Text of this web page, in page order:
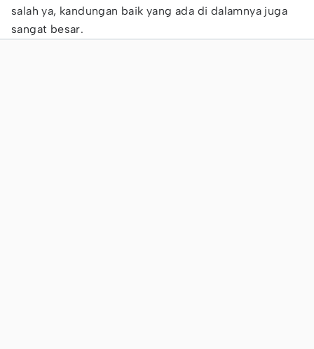
salah ya, kandungan baik yang ada di dalamnya juga
sangat besar.